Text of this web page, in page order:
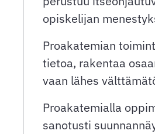
opiskelijan
Proakatemian
tietoa, rakentaa
vaan lähes
Proakatemialla
sanotusti